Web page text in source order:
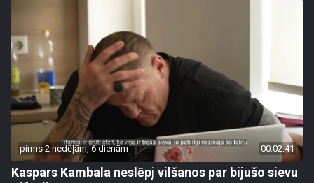
pirms 2 nedēļām, 6 dienām 00:02:41
Kaspars Kambala neslēpj vilšanos par bijušo sievu